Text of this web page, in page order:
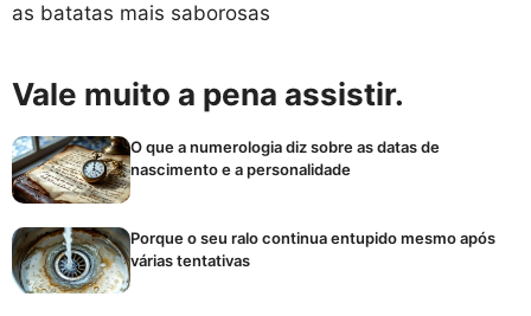
as batatas mais saborosas
Vale muito a pena assistir.
O que a numerologia diz sobre as datas de
nascimento e a personalidade
Porque o seu ralo continua entupido mesmo após
várias tentativas